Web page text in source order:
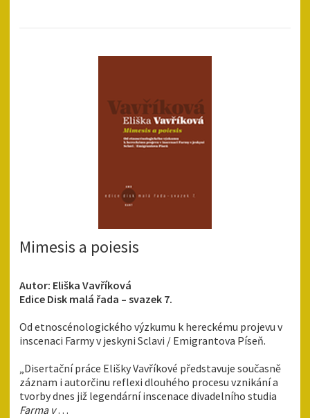
Mimesis a poiesis
Autor: Eliška Vavříková
Edice Disk malá řada – svazek 7.
Od etnoscénologického výzkumu k hereckému projevu v
inscenaci Farmy v jeskyni Sclavi / Emigrantova Píseň.
„Disertační práce Elišky Vavříkové představuje současně
záznam i autorčinu reflexi dlouhého procesu vznikání a
tvorby dnes již legendární inscenace divadelního studia
Farma v…